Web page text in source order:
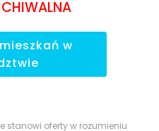
mieszkań w
stanowi oferty w rozumieniu